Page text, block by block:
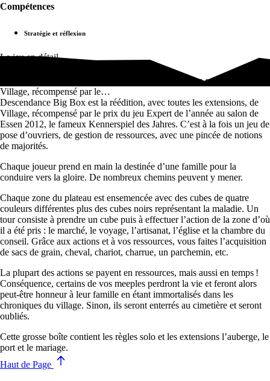
Compétences
Stratégie et réflexion
Le jeu en détail
Descendance Big Box est la réédition, avec toutes les extensions, de
Village, récompensé par le…
Descendance Big Box est la réédition, avec toutes les extensions, de
Village, récompensé par le prix du jeu Expert de l’année au salon de
Essen 2012, le fameux Kennerspiel des Jahres. C’est à la fois un jeu de
pose d’ouvriers, de gestion de ressources, avec une pincée de notions
de majorités.
Chaque joueur prend en main la destinée d’une famille pour la
conduire vers la gloire. De nombreux chemins peuvent y mener.
Chaque zone du plateau est ensemencée avec des cubes de quatre
couleurs différentes plus des cubes noirs représentant la maladie. Un
tour consiste à prendre un cube puis à effectuer l’action de la zone d’où
il a été pris : le marché, le voyage, l’artisanat, l’église et la chambre du
conseil. Grâce aux actions et à vos ressources, vous faites l’acquisition
de sacs de grain, cheval, chariot, charrue, un parchemin, etc.
La plupart des actions se payent en ressources, mais aussi en temps !
Conséquence, certains de vos meeples perdront la vie et feront alors
peut-être honneur à leur famille en étant immortalisés dans les
chroniques du village. Sinon, ils seront enterrés au cimetière et seront
oubliés.
Cette grosse boîte contient les règles solo et les extensions l’auberge, le
port et le mariage.
Haut de Page